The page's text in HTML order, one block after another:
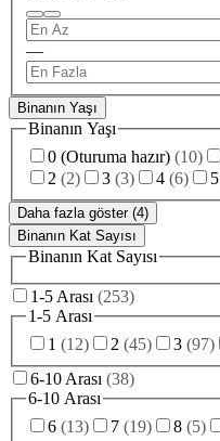
—
Binanın Yaşı
Binanın Yaşı
0 (Oturuma hazır) (10)
2 (2) 3 (3) 4 (6) 5
Daha fazla göster (4)
Binanın Kat Sayısı
Binanın Kat Sayısı
1-5 Arası (253)
1-5 Arası
1 (12) 2 (45) 3 (97)
6-10 Arası (38)
6-10 Arası
6 (13) 7 (19) 8 (5)